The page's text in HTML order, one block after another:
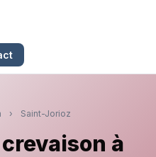
› Saint-Jorioz
à